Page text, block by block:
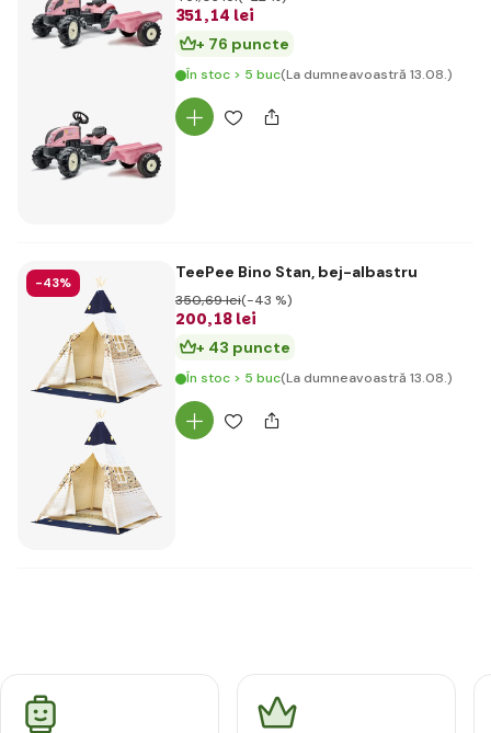
351,14 lei
+ 76 puncte
În stoc > 5 buc(La dumneavoastră 13.08.)
-43%
TeePee Bino Stan, bej-albastru
200,18 lei
350,69 lei(-43 %)
+ 43 puncte
În stoc > 5 buc(La dumneavoastră 13.08.)